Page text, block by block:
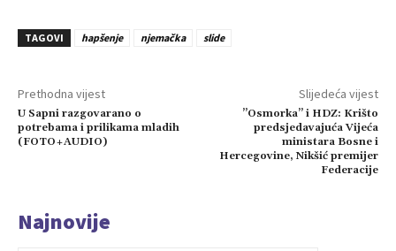
TAGOVI hapšenje njemačka slide
Prethodna vijest
U Sapni razgovarano o
potrebama i prilikama mladih
(FOTO+AUDIO)
Slijedeća vijest
”Osmorka” i HDZ: Krišto
predsjedavajuća Vijeća
ministara Bosne i
Hercegovine, Nikšić premijer
Federacije
Najnovije